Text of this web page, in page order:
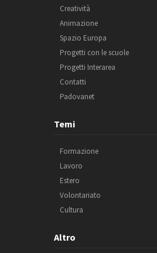
Creatività
Animazione
Spazio Europa
Progetti con le scuole
Progetti Interarea
Contatti
Padovanet
Temi
Formazione
Lavoro
Estero
Volontariato
Cultura
Altro